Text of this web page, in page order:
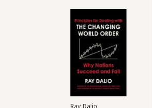
119
147
and Effects Analysis 153
163
Ray Dalio